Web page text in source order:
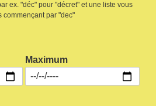
ex. "déc" pour "décret" et une liste vous
commençant par "dec"
Maximum